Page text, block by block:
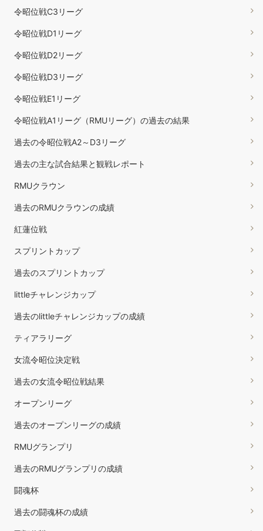
令昭位戦C3リーグ
令昭位戦D1リーグ
令昭位戦D2リーグ
令昭位戦D3リーグ
令昭位戦E1リーグ
令昭位戦A1リーグ（RMUリーグ）の過去の結果
過去の令昭位戦A2～D3リーグ
過去の主な試合結果と観戦レポート
RMUクラウン
過去のRMUクラウンの成績
紅蓮位戦
スプリントカップ
過去のスプリントカップ
littleチャレンジカップ
過去のlittleチャレンジカップの成績
ティアラリーグ
女流令昭位決定戦
過去の女流令昭位戦結果
オープンリーグ
過去のオープンリーグの成績
RMUグランプリ
過去のRMUグランプリの成績
闘魂杯
過去の闘魂杯の成績